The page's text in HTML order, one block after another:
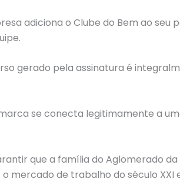
adiciona o Clube do Bem ao
gerado pela assinatura é
se conecta legitimamente a
que a família do Aglomerado
mercado de trabalho do século XXI